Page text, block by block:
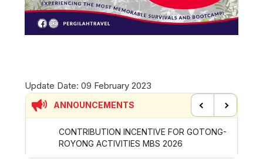
Update Date: 09 February 2023
ANNOUNCEMENTS
CONTRIBUTION INCENTIVE FOR GOTONG-
ROYONG ACTIVITIES MBS 2026